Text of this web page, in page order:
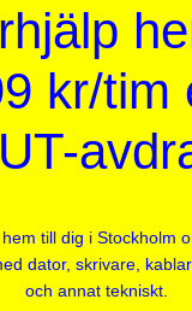
kr/tim
till dig i Stockholm
dator, skrivare,
och annat tekniskt.